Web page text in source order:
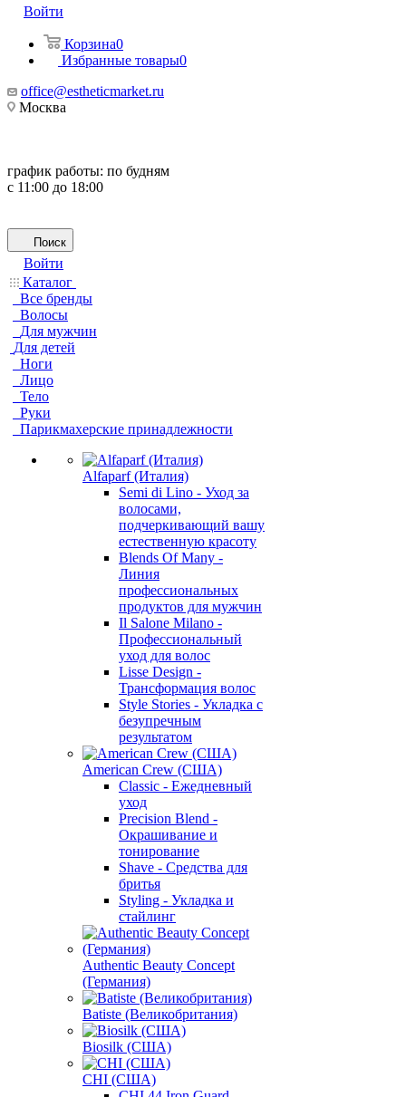
Войти
Корзина0
Избранные товары0
office@estheticmarket.ru
Москва
график работы: по будням
с 11:00 до 18:00
Поиск
Войти
Каталог
Все бренды
Волосы
Для мужчин
Для детей
Ноги
Лицо
Тело
Руки
Парикмахерские принадлежности
Alfaparf (Италия)
Semi di Lino - Уход за
волосами,
подчеркивающий вашу
естественную красоту
Blends Of Many -
Линия
профессиональных
продуктов для мужчин
Il Salone Milano -
Профессиональный
уход для волос
Lisse Design -
Трансформация волос
Style Stories - Укладка с
безупречным
результатом
American Crew (США)
Classic - Ежедневный
уход
Precision Blend -
Окрашивание и
тонирование
Shave - Средства для
бритья
Styling - Укладка и
стайлинг
Authentic Beauty Concept
(Германия)
Batiste (Великобритания)
Biosilk (США)
CHI (США)